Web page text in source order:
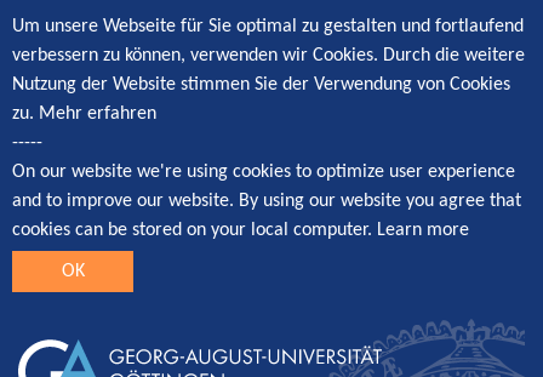
Um unsere Webseite für Sie optimal zu gestalten und fortlaufend
verbessern zu können, verwenden wir Cookies. Durch die weitere
Nutzung der Website stimmen Sie der Verwendung von Cookies
zu. Mehr erfahren
-----
On our website we're using cookies to optimize user experience
and to improve our website. By using our website you agree that
cookies can be stored on your local computer. Learn more
OK